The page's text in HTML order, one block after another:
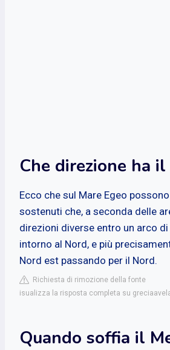
Che direzione ha
Ecco che sul Mare Egeo
sostenuti che, a seconda delle
direzioni diverse entro un arco
intorno al Nord, e più
Nord est passando per il Nord.
Richiesta di rimozione della fonte
isualizza la risposta completa su
Quando soffia il